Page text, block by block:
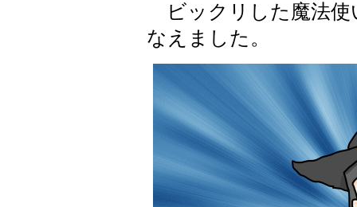
ビックリした魔法使
なえました。